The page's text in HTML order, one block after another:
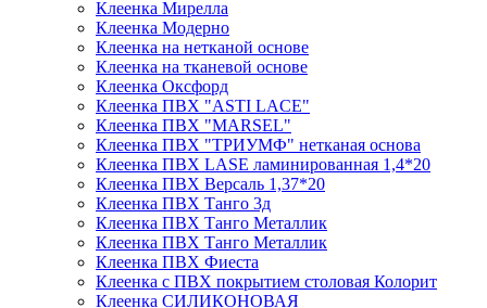
Клеенка Мирелла
Клеенка Модерно
Клеенка на нетканой основе
Клеенка на тканевой основе
Клеенка Оксфорд
Клеенка ПВХ "ASTI LACE"
Клеенка ПВХ "MARSEL"
Клеенка ПВХ "ТРИУМФ" нетканая основа
Клеенка ПВХ LASE ламинированная 1,4*20
Клеенка ПВХ Версаль 1,37*20
Клеенка ПВХ Танго 3д
Клеенка ПВХ Танго Металлик
Клеенка ПВХ Танго Металлик
Клеенка ПВХ Фиеста
Клеенка с ПВХ покрытием столовая Колорит
Клеенка СИЛИКОНОВАЯ